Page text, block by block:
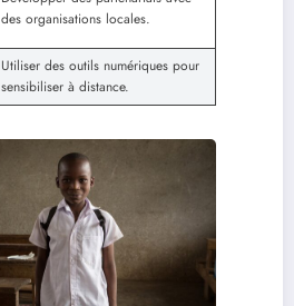
des organisations locales.
Utiliser des outils numériques pour
sensibiliser à distance.